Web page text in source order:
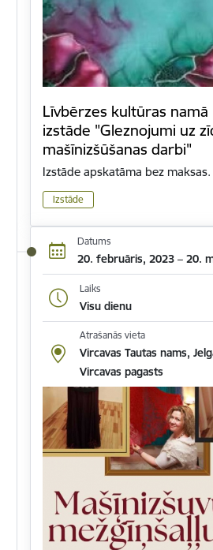
Līvbērzes kultūras namā
izstāde "Gleznojumi uz
mašīnizšūšanas darbi"
Izstāde apskatāma bez maksas.
Izstāde
Datums
20. februāris, 2023 – 20.
Laiks
Visu dienu
Atrašanās vieta
Vircavas Tautas nams,
Vircavas pagasts